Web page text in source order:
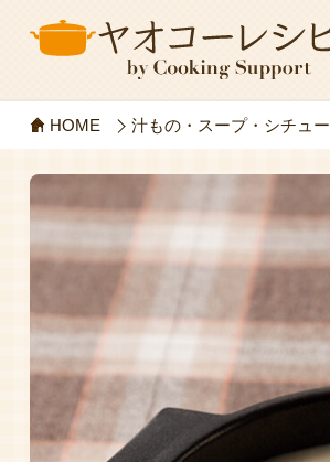
HOME 汁もの・スープ・シチュー